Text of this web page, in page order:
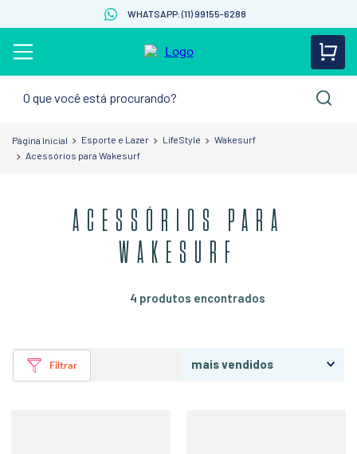
WHATSAPP: (11) 99155-6288
Esporte e Lazer LifeStyle
Wakesurf
Acessórios para Wakesurf
ACESSÓRIOS PARA
WAKESURF
4 produtos
Filtrar mais vendidos